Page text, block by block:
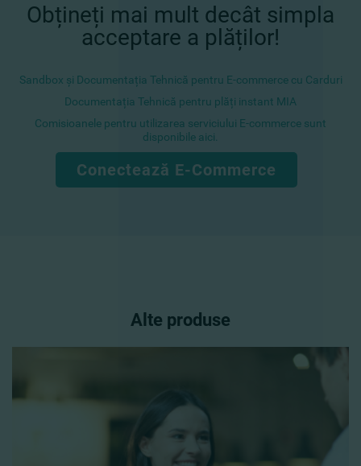
Obțineți mai mult decât simpla
acceptare a plăților!
Sandbox și Documentația Tehnică pentru E-commerce cu Carduri
Documentația Tehnică pentru plăți instant MIA
Comisioanele pentru utilizarea serviciului E-commerce sunt
disponibile aici.
Conectează E-Commerce
Alte produse